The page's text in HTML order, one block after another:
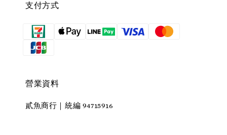
支付方式
營業資料
貳魚商行｜統編 94715916